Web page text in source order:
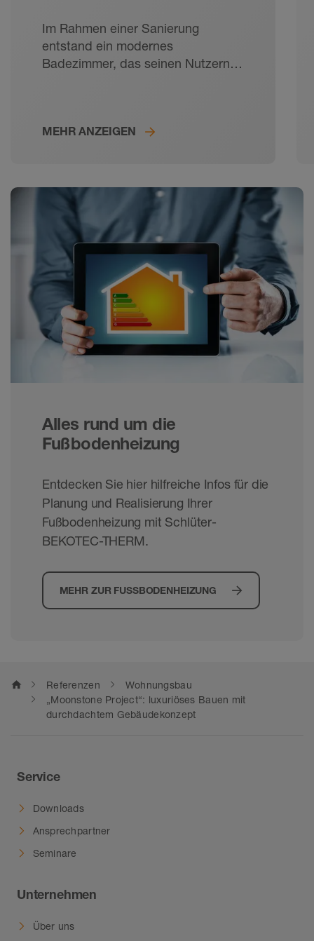
Im Rahmen einer Sanierung
entstand ein modernes
Badezimmer, das seinen Nutzern
MEHR ANZEIGEN
Alles rund um die
Fußbodenheizung
Entdecken Sie hier hilfreiche Infos für die
Planung und Realisierung Ihrer
Fußbodenheizung mit Schlüter-
BEKOTEC-THERM.
MEHR ZUR FUSSBODENHEIZUNG
home Referenzen
Wohnungsbau
„Moonstone Project“: luxuriöses Bauen mit
durchdachtem Gebäudekonzept
Service
Downloads
Ansprechpartner
Seminare
Unternehmen
Über uns